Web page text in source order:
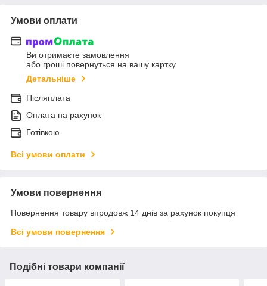
Умови оплати
Ви отримаєте замовлення
або гроші повернуться на вашу картку
Детальніше
Післяплата
Оплата на рахунок
Готівкою
Всі умови оплати
Умови повернення
Повернення товару впродовж 14 днів за рахунок покупця
Всі умови повернення
Подібні товари компанії